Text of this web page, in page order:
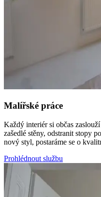
Malířské práce
Každý interiér si občas
zašedlé stěny, odstranit stopy
nový styl, postaráme se o
Prohlédnout službu